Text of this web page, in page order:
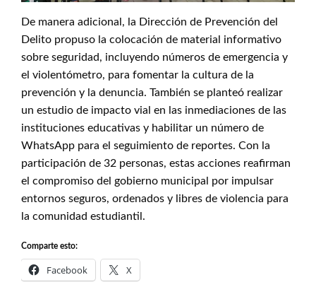
De manera adicional, la Dirección de Prevención del
Delito propuso la colocación de material informativo
sobre seguridad, incluyendo números de emergencia y
el violentómetro, para fomentar la cultura de la
prevención y la denuncia. También se planteó realizar
un estudio de impacto vial en las inmediaciones de las
instituciones educativas y habilitar un número de
WhatsApp para el seguimiento de reportes. Con la
participación de 32 personas, estas acciones reafirman
el compromiso del gobierno municipal por impulsar
entornos seguros, ordenados y libres de violencia para
la comunidad estudiantil.
Comparte esto:
Facebook X